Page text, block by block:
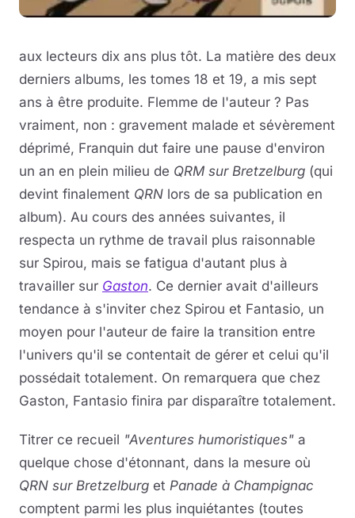
aux lecteurs dix ans plus tôt. La matière des deux
derniers albums, les tomes 18 et 19, a mis sept
ans à être produite. Flemme de l'auteur ? Pas
vraiment, non : gravement malade et sévèrement
déprimé, Franquin dut faire une pause d'environ
un an en plein milieu de QRM sur Bretzelburg (qui
devint finalement QRN lors de sa publication en
album). Au cours des années suivantes, il
respecta un rythme de travail plus raisonnable
sur Spirou, mais se fatigua d'autant plus à
travailler sur Gaston. Ce dernier avait d'ailleurs
tendance à s'inviter chez Spirou et Fantasio, un
moyen pour l'auteur de faire la transition entre
l'univers qu'il se contentait de gérer et celui qu'il
possédait totalement. On remarquera que chez
Gaston, Fantasio finira par disparaître totalement.
Titrer ce recueil "Aventures humoristiques" a
quelque chose d'étonnant, dans la mesure où
QRN sur Bretzelburg et Panade à Champignac
comptent parmi les plus inquiétantes (toutes